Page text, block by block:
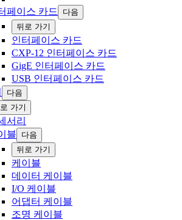
페이스 카드
다음
‍뒤로 ‍가기
‍인터페이스 카드
CXP-12 인터페이스 카드
GigE 인터페이스 카드
USB 인터페이스 카드
다음
가기
서리
블
다음
‍뒤로 ‍가기
케이블
데이터 케이블
I/O 케이블
어댑터 케이블
조명 케이블